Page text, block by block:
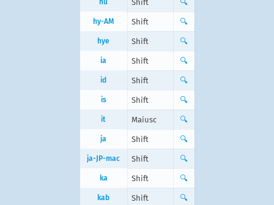
hu Shift 🔍
hy-AM Shift 🔍
hye Shift 🔍
ia Shift 🔍
id Shift 🔍
is Shift 🔍
it Maiusc 🔍
ja Shift 🔍
ja-JP-mac Shift 🔍
ka Shift 🔍
kab Shift 🔍